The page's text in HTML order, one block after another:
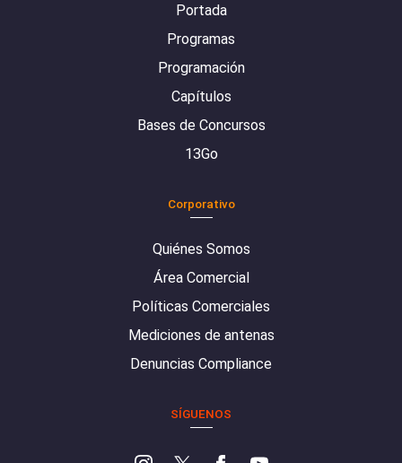
Portada
Programas
Programación
Capítulos
Bases de Concursos
13Go
Corporativo
Quiénes Somos
Área Comercial
Políticas Comerciales
Mediciones de antenas
Denuncias Compliance
SÍGUENOS